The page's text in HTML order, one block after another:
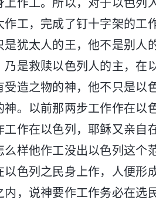
作工。所以，对于以色列
工，完成了钉十字架的工
犹太人的王，他不是别人
是救赎以色列人的主，在
造之物的神，他不只是以
。以前那两步工作作在以
作在以色列，耶稣又亲自
样他作工没出以色列这个
色列之民身上作，人便形
，说神要作工作务必在选